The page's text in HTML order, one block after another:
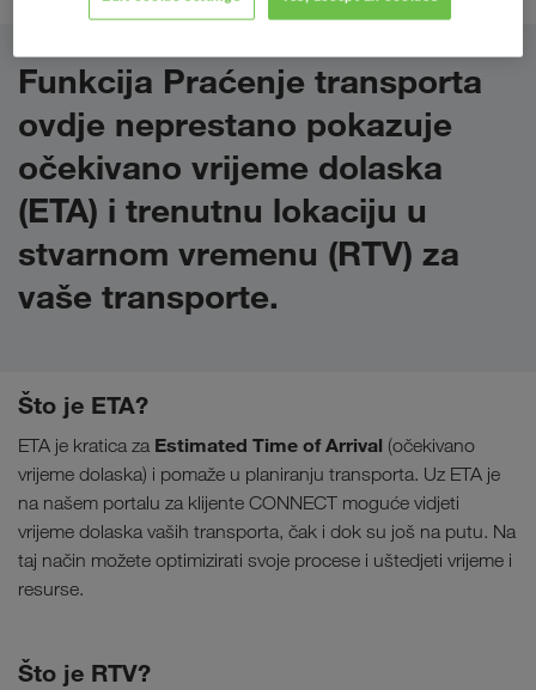
Funkcija Praćenje transporta
ovdje neprestano pokazuje
očekivano vrijeme dolaska
(ETA) i trenutnu lokaciju u
stvarnom vremenu (RTV) za
vaše transporte.
Što je ETA?
ETA je kratica za Estimated Time of Arrival (očekivano
vrijeme dolaska) i pomaže u planiranju transporta. Uz ETA je
na našem portalu za klijente CONNECT moguće vidjeti
vrijeme dolaska vaših transporta, čak i dok su još na putu. Na
taj način možete optimizirati svoje procese i uštedjeti vrijeme i
resurse.
Što je RTV?